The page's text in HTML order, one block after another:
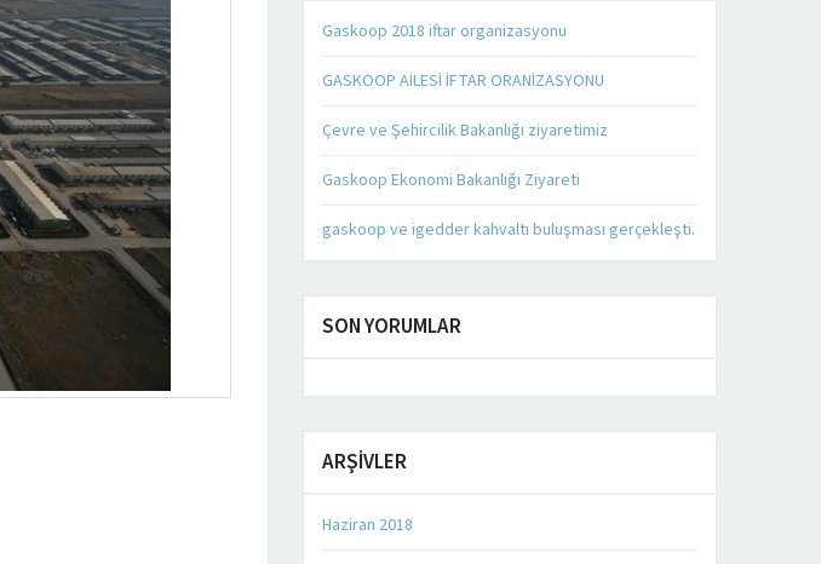
Gaskoop 2018 iftar organizasyonu
GASKOOP AİLESİ İFTAR ORANİZASYONU
Çevre ve Şehircilik Bakanlığı ziyaretimiz
Gaskoop Ekonomi Bakanlığı Ziyareti
gaskoop ve igedder kahvaltı buluşması gerçekleşti.
SON YORUMLAR
ARŞIVLER
Haziran 2018